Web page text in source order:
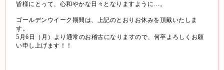
皆様にとって、心和やかな日々となりますように…。
ゴールデンウイーク期間は、上記のとおりお休みを頂戴いたしま
す。
5月6日（月）より通常のお稽古になりますので、何卒よろしくお願
い申し上げます！！